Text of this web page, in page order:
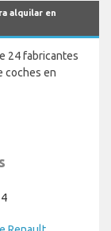
alquilar en
24 fabricantes
coches en